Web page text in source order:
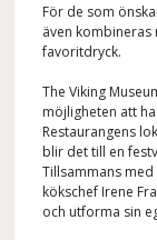
För de som
även
favoritdryck.
The Viking
möjligheten att
Restaurangens
blir det till en
Tillsammans
kökschef Irene
och utforma sin